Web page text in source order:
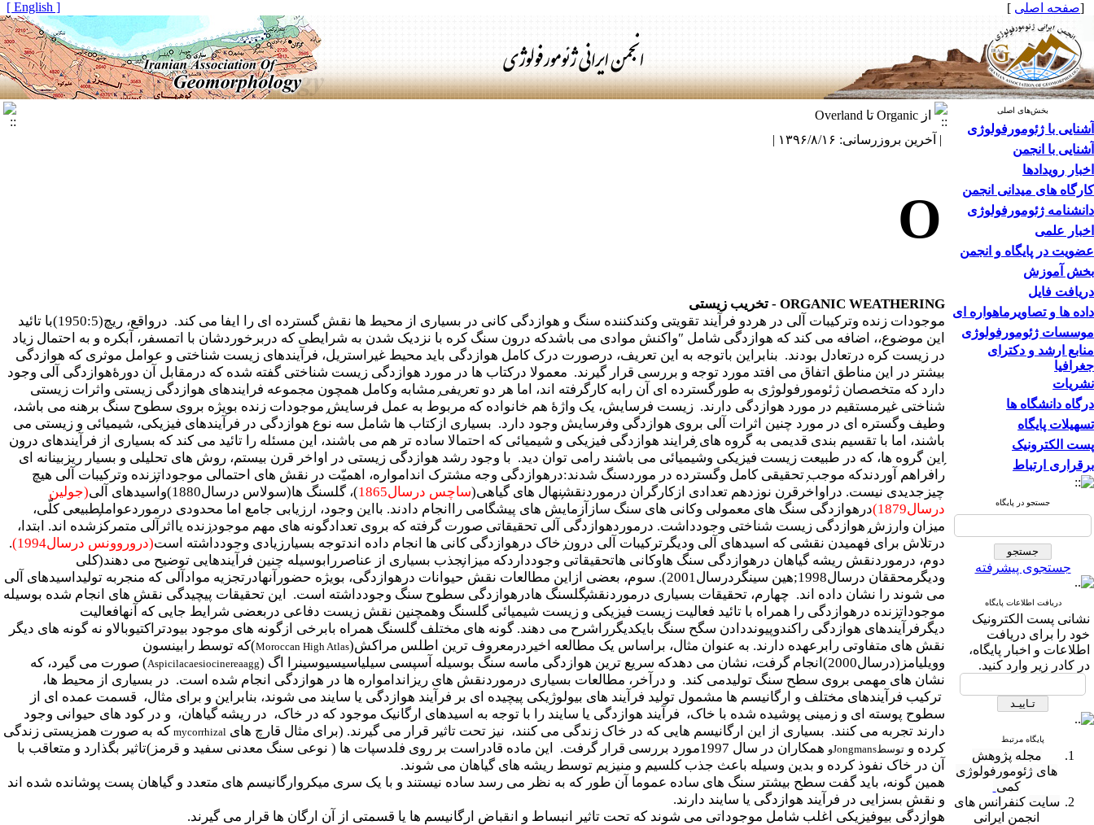
[صفحه اصلی ]
[ English ]
بخش‌های اصلی
آشنایی با ژئومورفولوژی
آشنایی با انجمن
اخبار رویدادها
کارگاه های میدانی انجمن
دانشنامه ژئومورفولوژی
اخبار علمی
عضویت در پایگاه و انجمن
بخش آموزش
دریافت فایل
داده ها و تصاویرماهواره ای
موسسات ژئومورفولوژی
منابع ارشد و دکترای
جغرافیا
نشریات
درگاه دانشگاه ها
تسهیلات پایگاه
پست الکترونیک
برقراری ارتباط
جستجو در پایگاه
جستجوی پیشرفته
دریافت اطلاعات پایگاه
نشانی پست الکترونیک
خود را برای دریافت
اطلاعات و اخبار پایگاه،
در کادر زیر وارد کنید.
پایگاه مرتبط
مجله پژوهش
های ژئومورفولوژی
کمی
سایت کنفرانس های
انجمن ایرانی
از Organic تا Overland
| آخرین بروزرسانی: ۱۳۹۶/۸/۱۶ |
O
ORGANIC WEATHERING
- تخریب زیستی
موجودات زنده وترکیبات آلی در هردو فرآیند تقویتی وکندکننده سنگ و هوازدگی کانی در بسیاری از محیط ها نقش گسترده ای را ایفا می کند. درواقع، ریچ(1950:5)با تائید
این موضوع،، اضافه می کند که هوازدگی شامل ″واکنش موادی می باشدکه درون سنگ کره با نزدیک شدن به شرایطی که دربرخوردشان با اتمسفر، آب­کره و به احتمال زیاد
در زیست کره درتعادل بودند. بنابراین باتوجه به این تعریف، درصورت درک کامل هوازدگی باید محیط غیراستریل، فرآیندهای زیست شناختی و عوامل موثری که هوازدگی
بیشتر در این مناطق اتفاق می افتد مورد توجه و بررسی قرار گیرند. معمولا درکتاب ها در مورد هوازدگی زیست شناختی گفته شده که درمقابل آن دورۀهوازدگی آلی وجود
دارد که متخصصان ژئومورفولوژی به طورگسترده ای آن رابه کارگرفته اند، اما هر دو تعریفی مشابه وکامل همچون مجموعه فرایندهای هوازدگی زیستی واثرات زیستی
شناختی غیرمستقیم در مورد هوازدگی دارند. زیست فرسایش، یک واژۀ هم خانواده که مربوط به عمل فرسایش موجودات زنده بویژه بروی سطوح سنگ برهنه می باشد،
وطیف وگستره ای در مورد چنین اثرات آلی بروی هوازدگی وفرسایش وجود دارد. بسیاری ازکتاب ها شامل سه نوع هوازدگی در فرآیندهای فیزیکی، شیمیائی و زیستی می
باشند، اما با تقسیم بندی قدیمی به گروه های فرایند هوازدگی فیزیکی و شیمیائی که احتمالا ساده تر هم می باشند، این مسئله را تائید می کند که بسیاری از فرآیندهای درون
این گروه ها، که در طبیعت زیست فیزیکی وشیمیائی می باشند رامی توان دید. با وجود رشد هوازدگی زیستی در اواخر قرن بیستم، روش های تحلیلی و بسیار ریزبینانه ای
رافراهم آوردندکه موجب تحقیقی کامل وگسترده در موردسنگ شدند:درهوازدگی وجه مشترک اندامواره، اهمیّت در نقش های احتمالی موجوداتزنده وترکیبات آلی هیچ
چیزجدیدی نیست. دراواخرقرن نوزدهم تعدادی ازکارگران درموردنقشنهال های گیاهی(ساچس درسال1865 )، گلسنگ ها(سولاس درسال1880)واسیدهای آلی
(جولین
درسال1879)
درهوازدگی سنگ های معمولی وکانی های سنگ سازآزمایش های پیشگامی راانجام دادند. بااین وجود، ارزیابی جامع اما محدودی درموردعواملطبیعی کلّی،
میزان وارزش هوازدگی زیست شناختی وجودداشت. درموردهوازدگی آلی تحقیقاتی صورت گرفته که بروی تعدادگونه های مهم موجودزنده یااثرآلی متمرکزشده اند. ابتدا،
درتلاش برای فهمیدن نقشی که اسیدهای آلی ودیگرترکیبات آلی درون خاک درهوازدگی کانی ها انجام داده اندتوجه بسیارزیادی وجودداشته است(دروروونس درسال1994)
.
دوم، درموردنقش ریشه گیاهان درهوازدگی سنگ هاوکانی هاتحقیقاتی وجودداردکه میزانجذب بسیاری از عناصررابوسیله چنین فرآیندهایی توضیح می دهند(کلی
ودیگرمحققان درسال1998;هین سینگردرسال2001). سوم، بعضی ازاین مطالعات نقش حیوانات درهوازدگی، بویژه حضورآنهادرتجزیه موادآلی که منجربه تولیداسیدهای آلی
می شوند را نشان داده اند. چهارم، تحقیقات بسیاری درموردنقشگلسنگ هادرهوازدگی سطوح سنگ وجودداشته است. این تحقیقات پیچیدگی نقش های انجام شده بوسیله
موجوداتزنده درهوازدگی را همراه با تائید فعالیت زیست فیزیکی و زیست شیمیائی گلسنگ وهمچنین نقش زیست دفاعی دربعضی شرایط جایی که آنهافعالیت
دیگرفرآیندهای هوازدگی راکندوپیونددادن سگح سنگ بایکدیگرراشرح می دهند. گونه های مختلف گلسنگ همراه بابرخی ازگونه های موجود بیودتراکتیوبالاو نه گونه های دیگر
نقش های متفاوتی رابرعهده دارند. به عنوان مثال، براساس یک مطالعه اخیردرمعروف ترین اطلس مراکش(Moroccan High Atlas)که توسط رابینسون
وویلیامز(درسال2000)انجام گرفت، نشان می دهدکه سریع ترین هوازدگی ماسه سنگ بوسیله آسپسی سیلیاسیسیوسینرا اگ (
Aspicilacaesiocinereaagg) صورت می گیرد، که
نشان های مهمی بروی سطح سنگ تولیدمی کند. و درآخر، مطالعات بسیاری درموردنقش های ریزاندامواره ها در هوازدگی انجام شده است. در بسیاری از محیط ها،
ترکیب فرآیندهای مختلف و ارگانیسم ها مشمول تولید فرآیند های بیولوژیکی پیچیده ای بر فرآیند هوازدگی یا سایند می شوند، بنابراین و برای مثال، قسمت عمده ای از
سطوح پوسته ای و زمینی پوشیده شده با خاک، فرآیند هوازدگی یا سایند را با توجه به اسیدهای ارگانیک موجود که در خاک، در ریشه گیاهان، و در کود های حیوانی وجود
دارند تجربه می کنند. بسیاری از این ارگانیسم هایی که در خاک زندگی می کنند، نیز تحت تاثیر قرار می گیرند. (برای مثال قارچ های mycorrhizal که به صورت همزیستی زندگی
کرده و توسطJongmansو
همکاران در سال 1997مورد بررسی قرار گرفت. این ماده قادراست بر روی فلدسپات ها ( نوعی سنگ معدنی سفید و قرمز)تاثیر بگذارد و متعاقب با
آن در خاک نفوذ کرده و بدین وسیله باعث جذب کلسیم و منیزیم توسط ریشه های گیاهان می شوند.
همین گونه، باید گفت سطح بیشتر سنگ های ساده عموما آن طور که به نظر می رسد ساده نیستند و با یک سری میکروارگانیسم های متعدد و گیاهان پست پوشانده شده اند
و نقش بسزایی در فرآیند هوازدگی یا سایند دارند.
هوازدگی بیوفیزیکی اغلب شامل موجوداتی می شوند که تحت تاثیر انبساط و انقباض ارگانیسم ها یا قسمتی از آن ارگان ها قرار می گیرند.